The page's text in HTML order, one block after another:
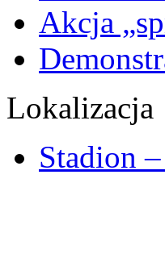
Akcja
Lokalizacja
Stadion